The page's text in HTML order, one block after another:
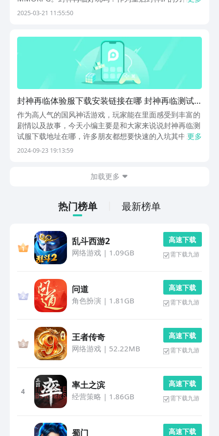
它不仅继承了端游时代的经典设定，还在技术、玩法与叙
2025-03-21 11:55:50
封神再临体验服下载安装链接在哪 封神再临测试
服下载链接推荐
作为高人气的国风神话游戏，玩家能在里面感受到丰富的
剧情以及故事，今天小编主要是和大家来说说封神再临测
试服下载地址在哪，许多朋友都想要快速的入坑其中来体
验，而该游戏目前并没有上线，许多玩家也不清楚在哪里
更多
2024-09-23 19:13:59
加载更多
热门榜单 最新榜单
乱斗西游2
网络游戏| 1.09GB
高 速 下 载
需下载九游
问道
角色扮演 | 1.81GB
高 速 下 载
需下载九游
王者传奇
网络游戏| 52.22MB
高 速 下 载
需下载九游
4
率土之滨
经营策略 | 1.86GB
高 速 下 载
需下载九游
蜀门 高 速 下 载